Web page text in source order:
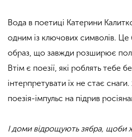
Вода в поетиці Катерини
одним із ключових символів. Це
образ, що завжди розширює
Втім є поезії, які роблять тебе
інтерпретувати їх не стає
поезія-імпульс на підрив
І доми відрощують зябра, щоби